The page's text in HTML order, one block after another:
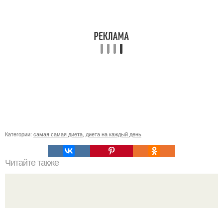
Категории: самая самая диета диета на каждый день
Читайте также